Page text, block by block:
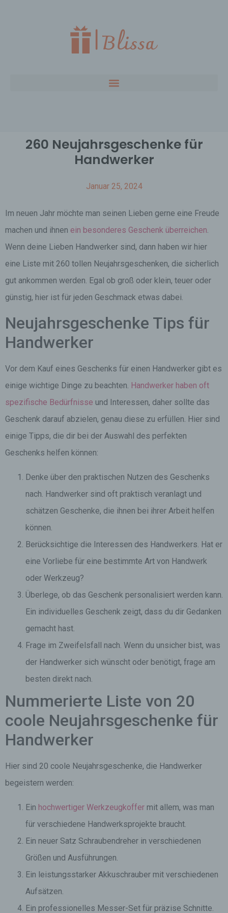
260 Neujahrsgeschenke für
Handwerker
Januar 25, 2024
Im neuen Jahr möchte man seinen Lieben gerne eine Freude
machen und ihnen ein besonderes Geschenk überreichen.
Wenn deine Lieben Handwerker sind, dann haben wir hier
eine Liste mit 260 tollen Neujahrsgeschenken, die sicherlich
gut ankommen werden. Egal ob groß oder klein, teuer oder
günstig, hier ist für jeden Geschmack etwas dabei.
Neujahrsgeschenke Tips für
Handwerker
Vor dem Kauf eines Geschenks für einen Handwerker gibt es
einige wichtige Dinge zu beachten. Handwerker haben oft
spezifische Bedürfnisse und Interessen, daher sollte das
Geschenk darauf abzielen, genau diese zu erfüllen. Hier sind
einige Tipps, die dir bei der Auswahl des perfekten
Geschenks helfen können:
Denke über den praktischen Nutzen des Geschenks
nach. Handwerker sind oft praktisch veranlagt und
schätzen Geschenke, die ihnen bei ihrer Arbeit helfen
können.
Berücksichtige die Interessen des Handwerkers. Hat er
eine Vorliebe für eine bestimmte Art von Handwerk
oder Werkzeug?
Überlege, ob das Geschenk personalisiert werden kann.
Ein individuelles Geschenk zeigt, dass du dir Gedanken
gemacht hast.
Frage im Zweifelsfall nach. Wenn du unsicher bist, was
der Handwerker sich wünscht oder benötigt, frage am
besten direkt nach.
Nummerierte Liste von 20
coole Neujahrsgeschenke für
Handwerker
Hier sind 20 coole Neujahrsgeschenke, die Handwerker
begeistern werden:
Ein hochwertiger Werkzeugkoffer mit allem, was man
für verschiedene Handwerksprojekte braucht.
Ein neuer Satz Schraubendreher in verschiedenen
Größen und Ausführungen.
Ein leistungsstarker Akkuschrauber mit verschiedenen
Aufsätzen.
Ein professionelles Messer-Set für präzise Schnitte.